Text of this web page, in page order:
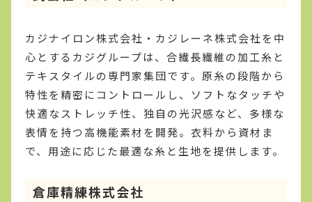
カジナイロン株式会社・カジレーネ株式会社を中
心とするカジグループは、合繊長繊維の加工糸と
テキスタイルの専門家集団です。原糸の段階から
特性を精密にコントロールし、ソフトなタッチや
快適なストレッチ性、独自の光沢感など、多様な
表情を持つ高機能素材を開発。衣料から資材ま
で、用途に応じた最適な糸と生地を提供します。
倉庫精練株式会社